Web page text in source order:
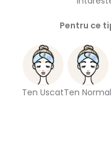
Pentru ce
Ten UscatTen Normal